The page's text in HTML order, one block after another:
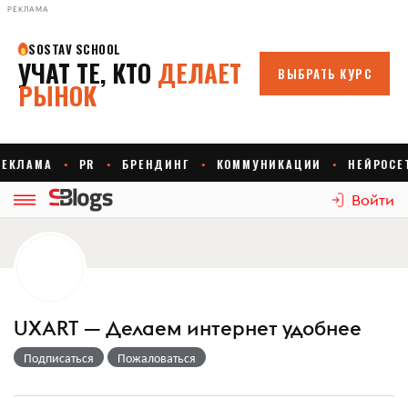
РЕКЛАМА
Войти
UXART — Делаем интернет удобнее
Подписаться Пожаловаться